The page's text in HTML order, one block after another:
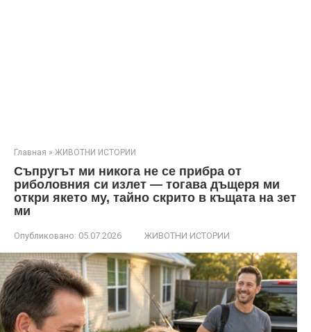
Главная » ЖИВОТНИ ИСТОРИИ
Съпругът ми никога не се прибра от
риболовния си излет — тогава дъщеря ми
откри якето му, тайно скрито в къщата на зет
ми
Опубликовано: 05.07.2026 ЖИВОТНИ ИСТОРИИ